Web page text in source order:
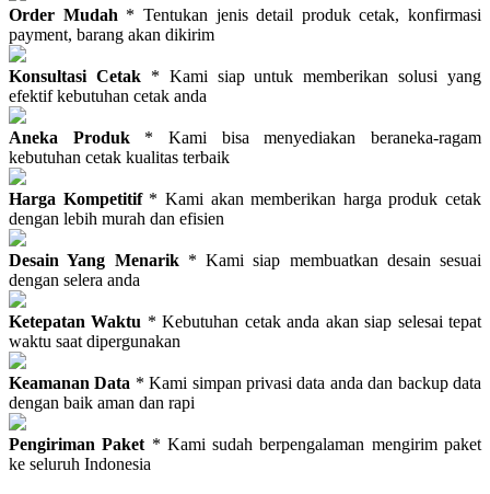
Order Mudah * Tentukan jenis detail produk cetak, konfirmasi
payment, barang akan dikirim
Konsultasi Cetak* Kami siap untuk memberikan solusi yang
efektif kebutuhan cetak anda
Aneka Produk * Kami bisa menyediakan beraneka-ragam
kebutuhan cetak kualitas terbaik
Harga Kompetitif* Kami akan memberikan harga produk cetak
dengan lebih murah dan efisien
Desain Yang Menarik* Kami siap membuatkan desain sesuai
dengan selera anda
Ketepatan Waktu * Kebutuhan cetak anda akan siap selesai tepat
waktu saat dipergunakan
Keamanan Data * Kami simpan privasi data anda dan backup data
dengan baik aman dan rapi
Pengiriman Paket * Kami sudah berpengalaman mengirim paket
ke seluruh Indonesia